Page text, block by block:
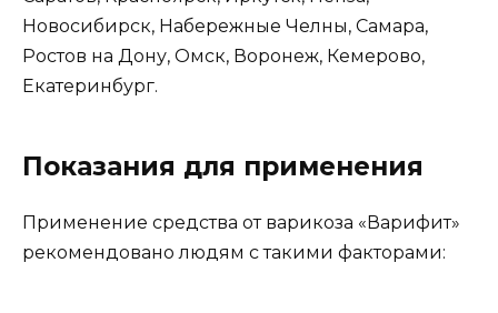
Новосибирск, Набережные Челны, Самара,
Ростов на Дону, Омск, Воронеж, Кемерово,
Екатеринбург.
Показания для применения
Применение средства от варикоза «Варифит»
рекомендовано людям с такими факторами: